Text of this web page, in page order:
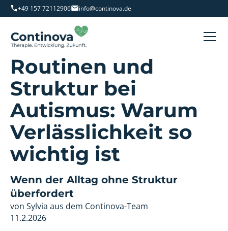
+49 157 72112906 info@continova.de
Routinen und
Struktur bei
Autismus: Warum
Verlässlichkeit so
wichtig ist
Wenn der Alltag ohne Struktur
überfordert
von Sylvia aus dem Continova-Team
11.2.2026